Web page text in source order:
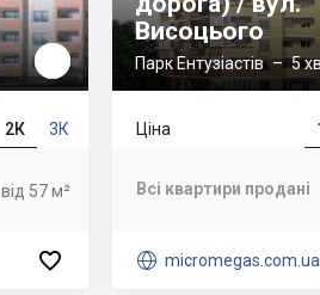
2К 3К
від 57 м²

Висоцього
Парк Ентузіастів– 5
Ціна
Всі квартири продані
 micromegas.com.ua